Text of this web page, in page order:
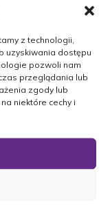
z technologii,
uzyskiwania dostępu
pozwoli nam
przeglądania lub
zgody lub
niektóre cechy i